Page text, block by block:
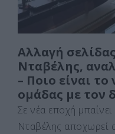
Αλλαγή
Νταβέλης,
– Ποιο είναι το
ομάδας με τον
Σε νέα εποχή
Νταβέλης αποχωρεί